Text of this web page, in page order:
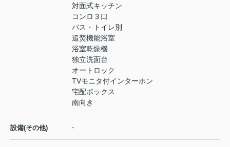
対面式キッチン
コンロ３口
バス・トイレ別
追焚機能浴室
浴室乾燥機
独立洗面台
オートロック
TVモニタ付インターホン
宅配ボックス
南向き
設備(その他) -